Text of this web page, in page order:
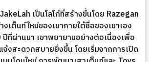
เป็นโลโก้ที่สร้างขึ้นโดย Razegan
เต็นท์ใหม่ของเขาภายใต้ชื่อของเขาเอง
ปีที่ผ่านมา เขาพยายามอย่างต่อเนื่องเพื่อ
จ้งสะดวกสบายยิ่งขึ้น โดยเริ่มจากการเปิด